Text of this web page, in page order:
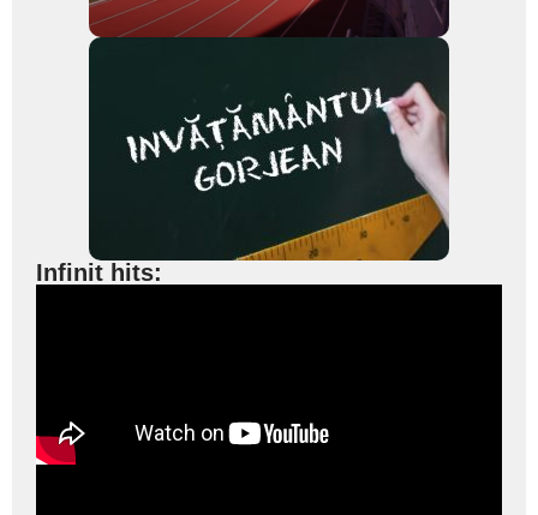
Infinit hits: